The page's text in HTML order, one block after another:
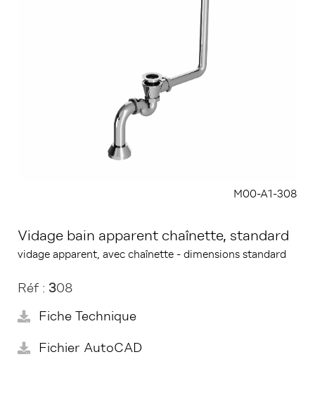
M00-A1-308
Vidage bain apparent chaînette, standard
vidage apparent, avec chaînette - dimensions standard
Réf : 308
Fiche Technique
Fichier AutoCAD